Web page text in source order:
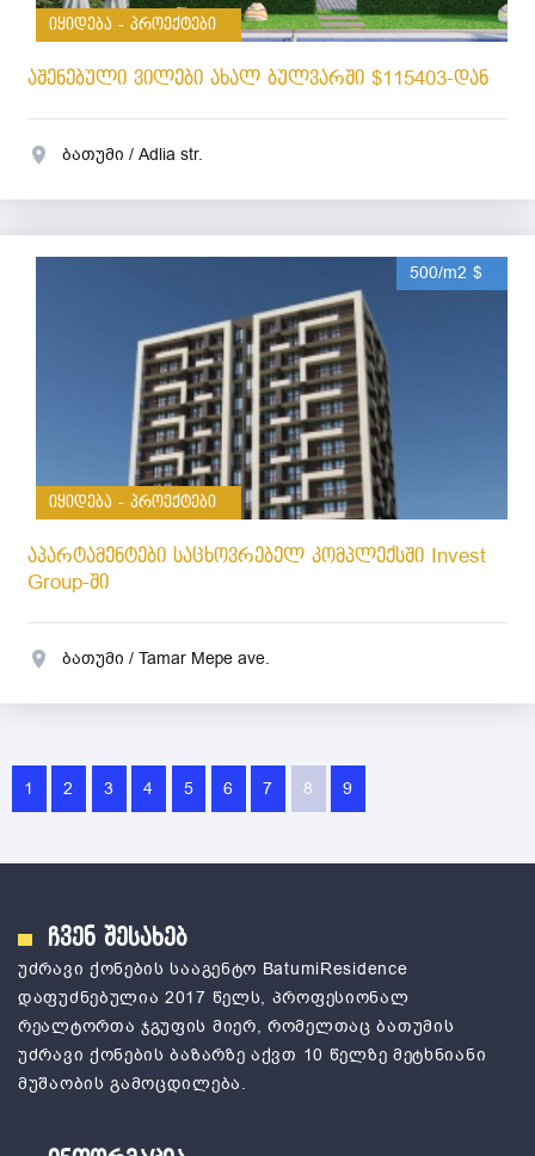
იყიდება - პროექტები
აშენებული ვილები ახალ ბულვარში $115403-დან
ბათუმი / Adlia str.
500/m2 $
იყიდება - პროექტები
აპარტამენტები საცხოვრებელ კომპლექსში Invest
Group-ში
ბათუმი / Tamar Mepe ave.
1 2 3 4 5 6 7 8 9
ჩვენ შესახებ
უძრავი ქონების სააგენტო ВatumiResidence
დაფუძნებულია 2017 წელს, პროფესიონალ
რეალტორთა ჯგუფის მიერ, რომელთაც ბათუმის
უძრავი ქონების ბაზარზე აქვთ 10 წელზე მეტხნიანი
მუშაობის გამოცდილება.